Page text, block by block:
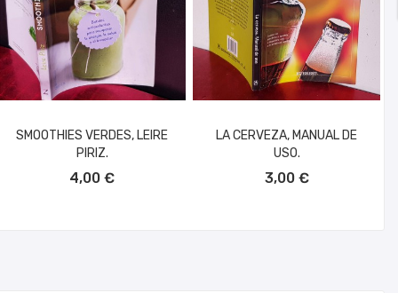
SMOOTHIES VERDES, LEIRE
PIRIZ.
4,00 €
LA CERVEZA, MANUAL DE
USO.
3,00 €